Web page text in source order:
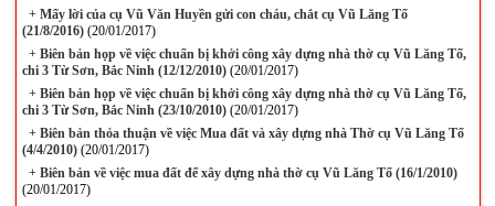
+Mấy lời của cụ Vũ Văn Huyền gửi con cháu, chắt cụ Vũ Lăng Tố
(21/8/2016)(20/01/2017)
+Biên bản họp về việc chuẩn bị khởi công xây dựng nhà thờ cụ Vũ Lăng Tố,
chi 3 Từ Sơn, Bắc Ninh (12/12/2010)(20/01/2017)
+Biên bản họp về việc chuẩn bị khởi công xây dựng nhà thờ cụ Vũ Lăng Tố,
chi 3 Từ Sơn, Bắc Ninh (23/10/2010)(20/01/2017)
+Biên bản thỏa thuận về việc Mua đất và xây dựng nhà Thờ cụ Vũ Lăng Tố
(4/4/2010)(20/01/2017)
+Biên bản về việc mua đất để xây dựng nhà thờ cụ Vũ Lăng Tố (16/1/2010)
(20/01/2017)